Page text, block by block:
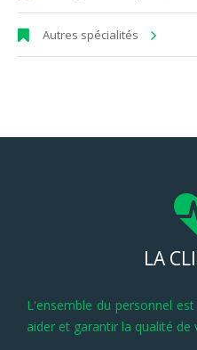
Autres spécialités
LA
L'ensemble du personnel
aider et garantir la qualité de